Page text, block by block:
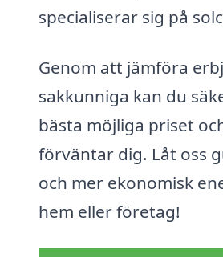
specialiserar sig på
Genom att jämföra
sakkunniga kan du
bästa möjliga priset
förväntar dig. Låt oss
och mer ekonomisk
hem eller företag!